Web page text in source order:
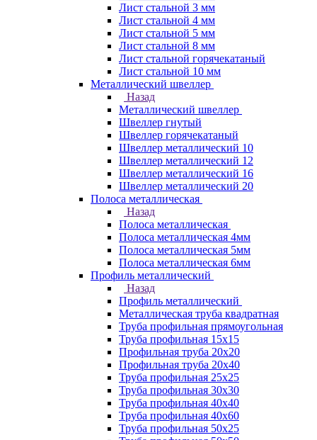
Лист стальной 3 мм
Лист стальной 4 мм
Лист стальной 5 мм
Лист стальной 8 мм
Лист стальной горячекатаный
Лист стальной 10 мм
Металлический швеллер
Назад
Металлический швеллер
Швеллер гнутый
Швеллер горячекатаный
Швеллер металлический 10
Швеллер металлический 12
Швеллер металлический 16
Швеллер металлический 20
Полоса металлическая
Назад
Полоса металлическая
Полоса металлическая 4мм
Полоса металлическая 5мм
Полоса металлическая 6мм
Профиль металлический
Назад
Профиль металлический
Металлическая труба квадратная
Труба профильная прямоугольная
Труба профильная 15х15
Профильная труба 20х20
Профильная труба 20х40
Труба профильная 25х25
Труба профильная 30x30
Труба профильная 40х40
Труба профильная 40х60
Труба профильная 50х25